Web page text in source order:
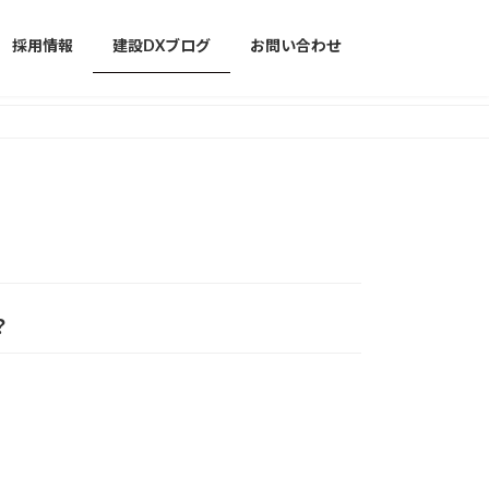
採用情報 建設DXブログ お問い合わせ